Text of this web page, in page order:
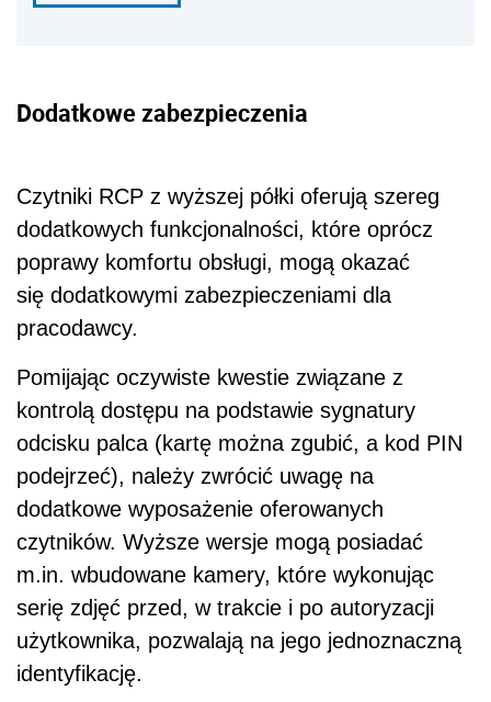
Dodatkowe zabezpieczenia
Czytniki RCP z wyższej półki oferują szereg
dodatkowych funkcjonalności, które oprócz
poprawy komfortu obsługi, mogą okazać
się dodatkowymi zabezpieczeniami dla
pracodawcy.
Pomijając oczywiste kwestie związane z
kontrolą dostępu na podstawie sygnatury
odcisku palca (kartę można zgubić, a kod PIN
podejrzeć), należy zwrócić uwagę na
dodatkowe wyposażenie oferowanych
czytników. Wyższe wersje mogą posiadać
m.in. wbudowane kamery, które wykonując
serię zdjęć przed, w trakcie i po autoryzacji
użytkownika, pozwalają na jego jednoznaczną
identyfikację.